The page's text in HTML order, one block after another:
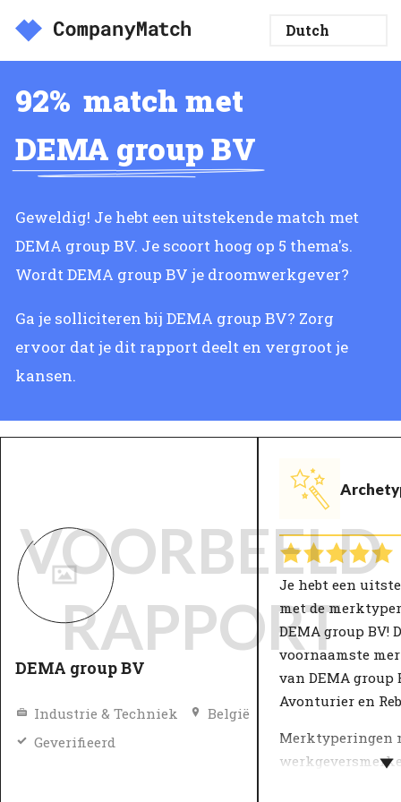
92% match met
DEMA group BV
Geweldig! Je hebt een uitstekende match met
DEMA group BV. Je scoort hoog op 5 thema's.
Wordt DEMA group BV je droomwerkgever?
Ga je solliciteren bij DEMA group BV? Zorg
ervoor dat je dit rapport deelt en vergroot je
kansen.
DEMA group BV
Industrie & Techniek
België
Geverifieerd
Je hebt een
met de
DEMA group BV!
voornaamste
van DEMA group
Avonturier en
Merktyperingen
VOORBEELD
RAPPORT